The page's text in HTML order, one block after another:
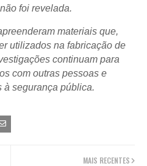
foi revelada.
materiais que,
utilizados na fabricação de
continuam para
com outras pessoas e
à segurança pública.
MAIS RECENTES